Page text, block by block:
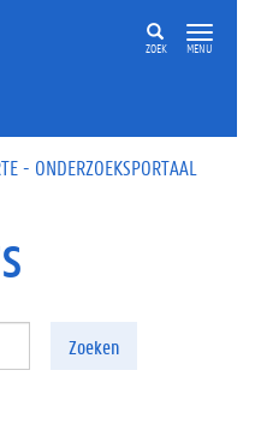
ZOEK MENU
- ONDERZOEKSPORTAAL
Zoeken